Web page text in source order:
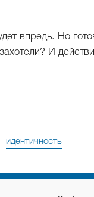
впредь. Но
И
идентичность